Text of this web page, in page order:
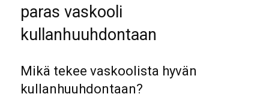
paras vaskooli
kullanhuuhdontaan
Mikä tekee vaskoolista hyvän
kullanhuuhdontaan?